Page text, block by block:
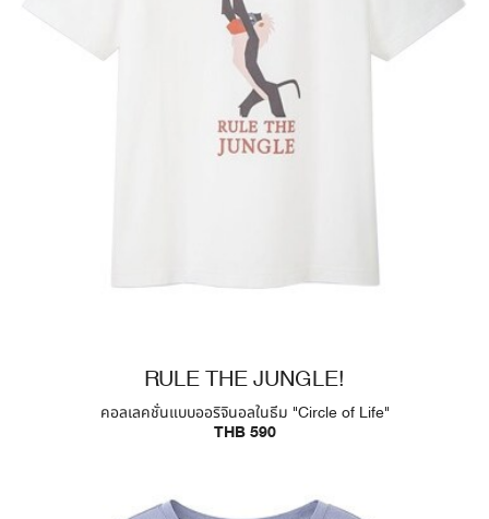
RULE THE JUNGLE!
คอลเลคชั่นแบบออริจินอลในธีม "Circle of Life"
THB 590